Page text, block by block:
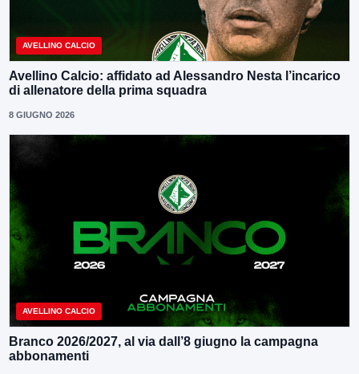
AVELLINO CALCIO
Avellino Calcio: affidato ad Alessandro Nesta l’incarico
di allenatore della prima squadra
8 GIUGNO 2026
AVELLINO CALCIO
Branco 2026/2027, al via dall’8 giugno la campagna
abbonamenti